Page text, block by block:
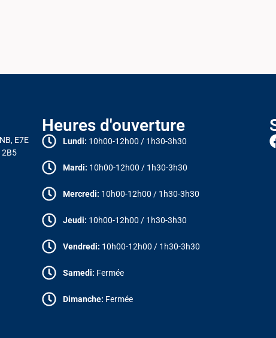
E7E
2B5
Heures d'ouverture
Lundi: 10h00-12h00 / 1h30-3h30
Mardi: 10h00-12h00 / 1h30-3h30
Mercredi: 10h00-12h00 / 1h30-3h30
Jeudi: 10h00-12h00 / 1h30-3h30
Vendredi: 10h00-12h00 / 1h30-3h30
Samedi: Fermée
Dimanche: Fermée